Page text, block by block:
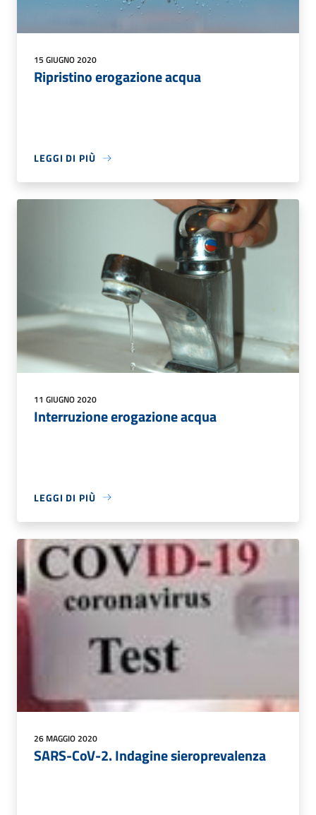
15 GIUGNO 2020
Ripristino erogazione acqua
LEGGI DI PIÙ
11 GIUGNO 2020
Interruzione erogazione acqua
LEGGI DI PIÙ
26 MAGGIO 2020
SARS-CoV-2. Indagine sieroprevalenza